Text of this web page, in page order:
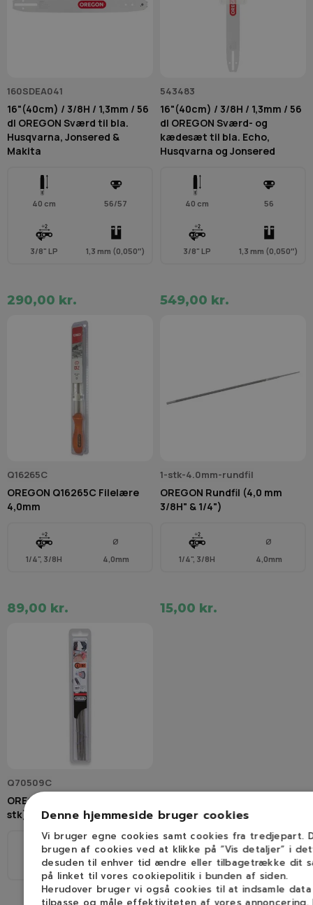
160SDEA041
16"(40cm) / 3/8H / 1,3mm / 56
dl OREGON Sværd til bla.
Husqvarna, Jonsered &
Makita
40 cm 56/57
3/8" LP 1,3 mm (0,050″)
290,00 kr.
543483
16"(40cm) / 3/8H / 1,3mm / 56
dl OREGON Sværd- og
kædesæt til bla. Echo,
Husqvarna og Jonsered
40 cm 56
3/8" LP 1,3 mm (0,050″)
549,00 kr.
Q16265C
OREGON Q16265C Filelære
4,0mm
1/4", 3/8H
Ø
4,0mm
89,00 kr.
1-stk-4.0mm-rundfil
OREGON Rundfil (4,0 mm
3/8H" & 1/4")
1/4", 3/8H
Ø
4,0mm
15,00 kr.
Q70509C
OREGON Rundfile 4,0 mm (3
stk)
1/4", 3/8H
Ø
4,0mm
Denne hjemmeside bruger cookies
Vi bruger egne cookies samt cookies fra tredjepart.
brugen af cookies ved at klikke på ”Vis detaljer” i
desuden til enhver tid ændre eller tilbagetrække dit
på linket til vores cookiepolitik i bunden af siden.
Herudover bruger vi også cookies til at indsamle
tilpasse og måle effektiviteten af vores annoncering.